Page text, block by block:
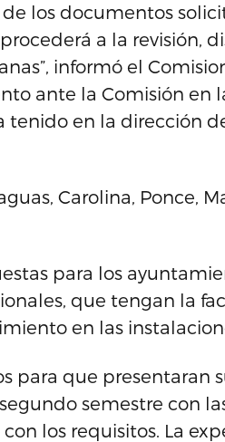
los documentos
a la revisión,
informó el
ante la Comisión en
tenido en la dirección
Carolina, Ponce,
para los
que tengan la
en las
para que presentaran
semestre con
los requisitos. La